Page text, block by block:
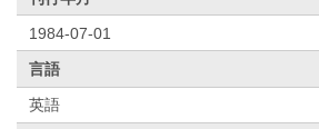
1984-07-01
言語
英語